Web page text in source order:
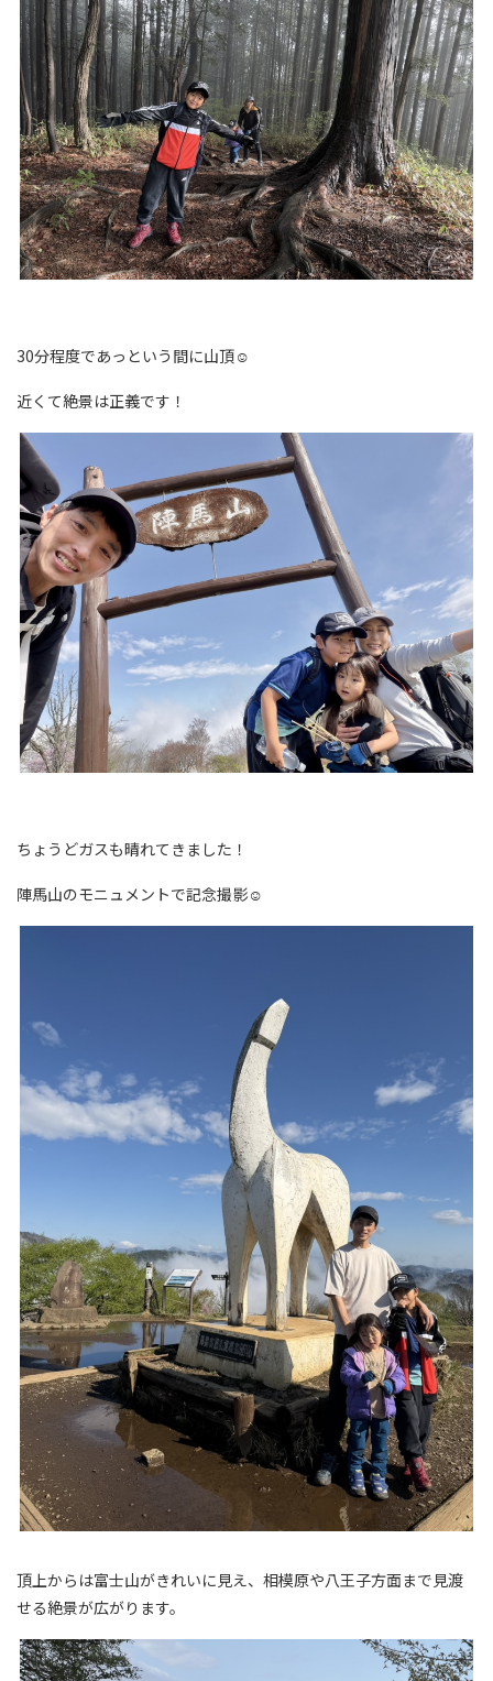
30分程度であっという間に山頂☺
近くて絶景は正義です！
ちょうどガスも晴れてきました！
陣馬山のモニュメントで記念撮影☺
頂上からは富士山がきれいに見え、相模原や八王子方面まで見渡
せる絶景が広がります。